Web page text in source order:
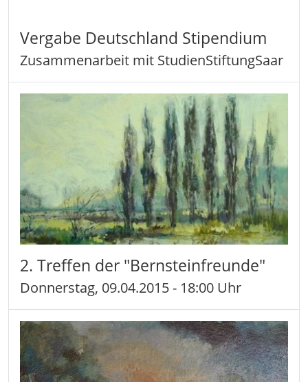
Vergabe Deutschland Stipendium
Zusammenarbeit mit StudienStiftungSaar
2. Treffen der "Bernsteinfreunde"
Donnerstag, 09.04.2015 - 18:00 Uhr